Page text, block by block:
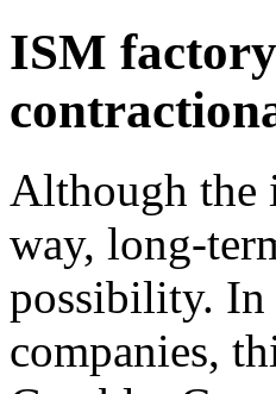
ISM
Although the
way, long-
possibility. In
companies,